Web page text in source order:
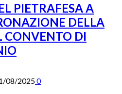
PIETRAFESA A
DELLA
CONVENTO DI
08/20250